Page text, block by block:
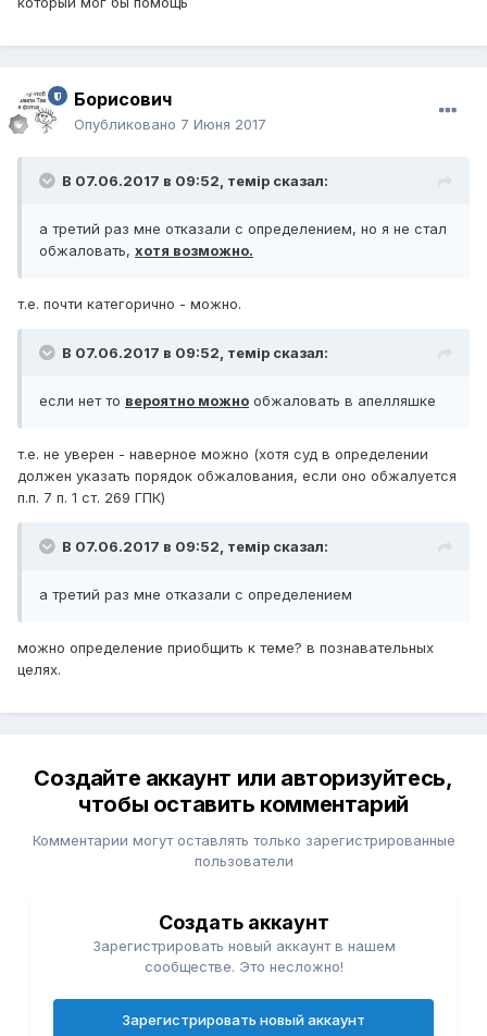
Борисович
Опубликовано 7 Июня 2017
В 07.06.2017 в 09:52, темір сказал:
а третий раз мне отказали с определением, но я не стал
обжаловать, хотя возможно.
т.е. почти категорично - можно.
В 07.06.2017 в 09:52, темір сказал:
если нет то вероятно можно обжаловать в апелляшке
т.е. не уверен - наверное можно (хотя суд в определении
должен указать порядок обжалования, если оно обжалуется
п.п. 7 п. 1 ст. 269 ГПК)
В 07.06.2017 в 09:52, темір сказал:
а третий раз мне отказали с определением
можно определение приобщить к теме? в познавательных
целях.
Создайте аккаунт или авторизуйтесь,
чтобы оставить комментарий
Комментарии могут оставлять только зарегистрированные
пользователи
Создать аккаунт
Зарегистрировать новый аккаунт в нашем
сообществе. Это несложно!
Зарегистрировать новый аккаунт